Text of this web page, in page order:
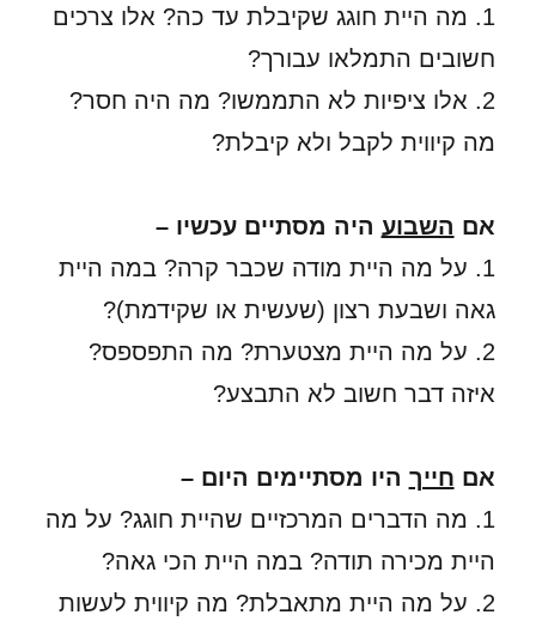
1. מה היית חוגג שקיבלת עד כה? אלו צרכים
חשובים התמלאו עבורך?
2. אלו ציפיות לא התממשו? מה היה חסר?
מה קיווית לקבל ולא קיבלת?
אם השבוע היה מסתיים עכשיו –
1. על מה היית מודה שכבר קרה? במה היית
גאה ושבעת רצון (שעשית או שקידמת)?
2. על מה היית מצטערת? מה התפספס?
איזה דבר חשוב לא התבצע?
אם חייך היו מסתיימים היום –
1. מה הדברים המרכזיים שהיית חוגג? על מה
היית מכירה תודה? במה היית הכי גאה?
2. על מה היית מתאבלת? מה קיווית לעשות